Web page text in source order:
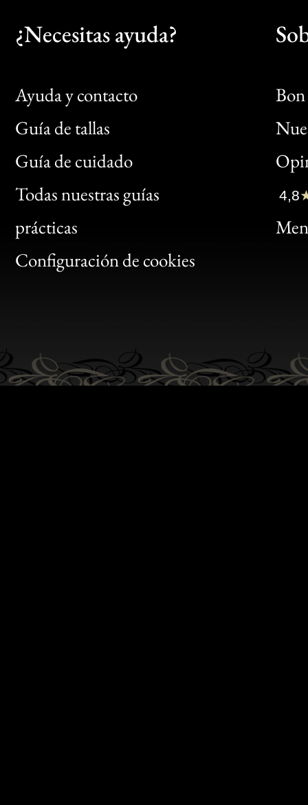
¿Necesitas ayuda?
Ayuda y contacto
Guía de tallas
Guía de cuidado
Todas nuestras guías
prácticas
Configuración de cookies
Bon
Clic
Bon
4,8